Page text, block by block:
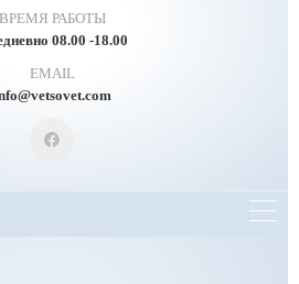
ВРЕМЯ РАБОТЫ
08.00 -18.00
EMAIL